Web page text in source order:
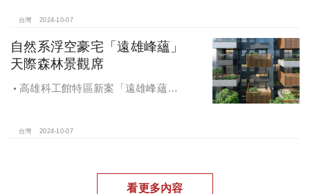
民復原家園
台灣 2024-10-07
自然系浮空豪宅「遠雄峰蘊」
天際森林景觀席
高雄科工館特區新案「遠雄峰蘊」
台灣 2024-10-07
看更多內容